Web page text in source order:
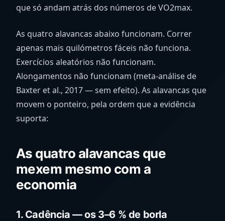
que só andam atrás dos números de VO2max.
As quatro alavancas abaixo funcionam. Correr
apenas mais quilómetros fáceis não funciona.
Exercícios aleatórios não funcionam.
Alongamentos não funcionam (meta-análise de
Baxter et al., 2017 — sem efeito). As alavancas que
movem o ponteiro, pela ordem que a evidência
suporta:
As quatro alavancas que
mexem mesmo com a
economia
1. Cadência — os 3–6 % de borla